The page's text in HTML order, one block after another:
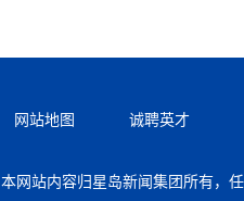
网站地图 诚聘英才
本网站内容归星岛新闻集团所有，